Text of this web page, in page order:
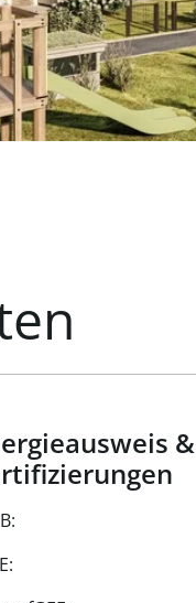
in
Detailpläne
Papierform
&